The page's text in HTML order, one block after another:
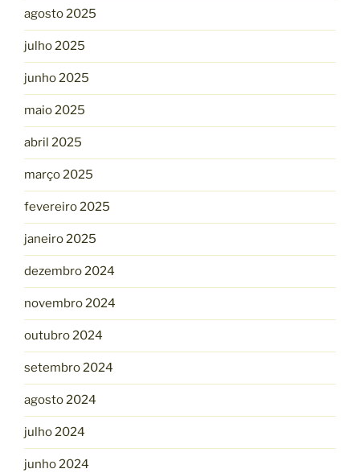
agosto 2025
julho 2025
junho 2025
maio 2025
abril 2025
março 2025
fevereiro 2025
janeiro 2025
dezembro 2024
novembro 2024
outubro 2024
setembro 2024
agosto 2024
julho 2024
junho 2024